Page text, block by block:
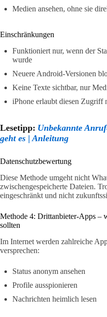
Medien ansehen, ohne sie
Einschränkungen
Funktioniert nur, wenn der
wurde
Neuere Android-Versionen
Keine Texte sichtbar, nur
iPhone erlaubt diesen Zugriff
Lesetipp: Unbekannte
geht es | Anleitung
Datenschutzbewertung
Diese Methode umgeht nicht
zwischengespeicherte Dateien.
eingeschränkt und nicht
Methode 4: Drittanbieter-Apps –
sollten
Im Internet werden zahlreiche
versprechen:
Status anonym ansehen
Profile ausspionieren
Nachrichten heimlich lesen